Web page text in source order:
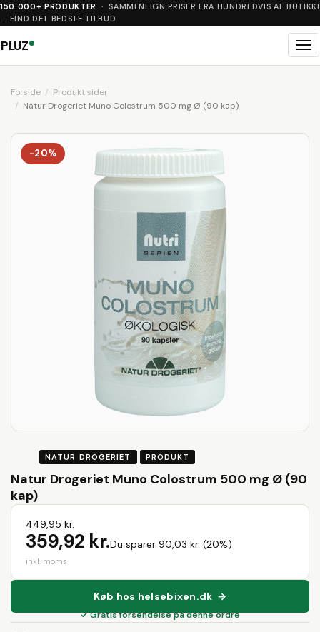
150.000+ PRODUKTER
· SAMMENLIGN PRISER FRA HUNDREDVIS AF
· FIND DET BEDSTE TILBUD
PLUZ
Forside
Produkt sider
Natur Drogeriet Muno Colostrum 500 mg Ø (90 kap)
-20%
NATUR DROGERIET PRODUKT
Natur Drogeriet Muno Colostrum 500 mg Ø (90
kap)
449,95 kr.
359,92 kr.Du sparer 90,03 kr. (20%)
inkl. moms
Køb hos helsebixen.dk →
✓ Gratis forsendelse på denne ordre